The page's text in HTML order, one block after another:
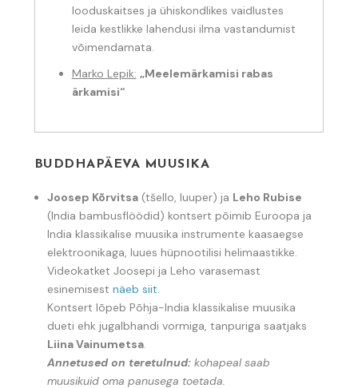
looduskaitses ja ühiskondlikes vaidlustes
leida kestlikke lahendusi ilma vastandumist
võimendamata.
Marko Lepik: „Meelemärkamisi rabas
ärkamisi“
BUDDHAPÄEVA MUUSIKA
Joosep Kõrvitsa(tšello, luuper) ja Leho Rubise
(India bambusflöödid) kontsert põimib Euroopa ja
India klassikalise muusika instrumente kaasaegse
elektroonikaga, luues hüpnootilisi helimaastikke.
Videokatket Joosepi ja Leho varasemast
esinemisest näeb siit
Kontsert lõpeb Põhja-India klassikalise muusika
dueti ehk jugalbhandi vormiga, tanpuriga saatjaks
Liina Vainumetsa.
Annetused on teretulnud:kohapeal saab
muusikuid oma panusega toetada.